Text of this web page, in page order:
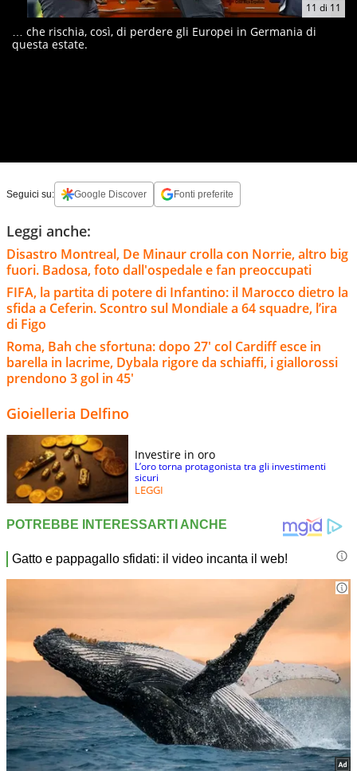
11 di 11
… che rischia, così, di perdere gli Europei in Germania di
questa estate.
Seguici su: Google Discover Fonti preferite
Leggi anche:
Disastro Montreal, De Minaur crolla con Norrie, altro big
fuori. Badosa, foto dall'ospedale e fan preoccupati
FIFA, la partita di potere di Infantino: il Marocco dietro la
sfida a Ceferin. Scontro sul Mondiale a 64 squadre, l’ira
di Figo
Roma, Bah che sfortuna: dopo 27' col Cardiff esce in
barella in lacrime, Dybala rigore da schiaffi, i giallorossi
prendono 3 gol in 45'
Gioielleria Delfino
Investire in oro
L’oro torna protagonista tra gli investimenti
sicuri
LEGGI